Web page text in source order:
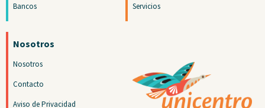
Bancos
Servicios
Nosotros
Nosotros
Contacto
Aviso de Privacidad